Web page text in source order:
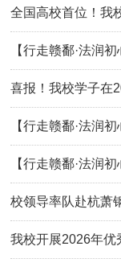
院）实践队以四维
全国高校首位！我
斩获19项一等奖
【行走赣鄱·法润
能”实践队开展暑
喜报！我校学子在
创意大赛“欧波同
【行走赣鄱·法润
传承”实践队开展
【行走赣鄱·法润
红土源：航空服务
校领导率队赴杭萧
我校开展2026年优